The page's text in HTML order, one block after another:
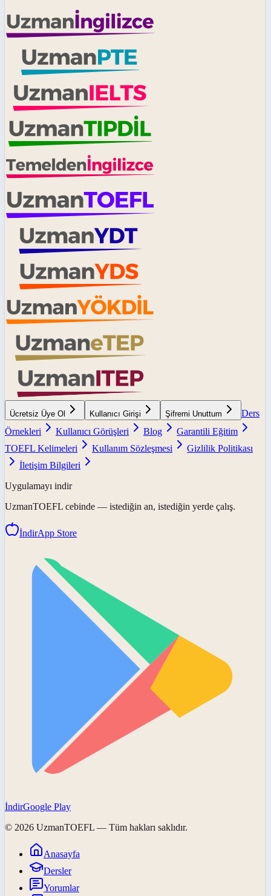
Ücretsiz Üye Ol Kullanıcı Girişi Şifremi Unuttum
Ders
Örnekleri
Kullanıcı Görüşleri Blog
Garantili Eğitim
TOEFL Kelimeleri
Kullanım Sözleşmesi
Gizlilik Politikası
İletişim Bilgileri
Uygulamayı indir
UzmanTOEFL cebinde — istediğin an, istediğin yerde çalış.
İndirApp Store
İndirGoogle Play
© 2026 UzmanTOEFL — Tüm hakları saklıdır.
Anasayfa
Dersler
Yorumlar